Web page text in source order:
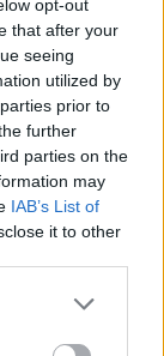
opt-out
that after your
seeing
utilized by
prior to
further
parties on the
may
IAB’s List of
it to other
more Google
may click to
προς
Απόδημων
από την
και
16 και 17